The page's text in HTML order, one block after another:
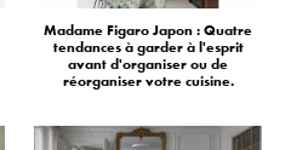
Madame Figaro Japon : Quatre
tendances à garder à l'esprit
avant d'organiser ou de
réorganiser votre cuisine.